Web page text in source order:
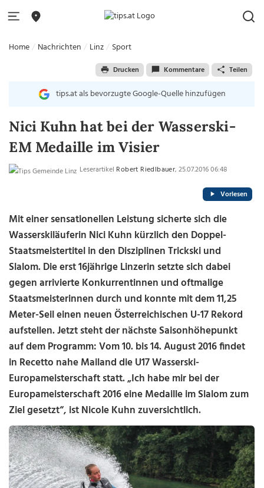
Home Nachrichten Linz Sport
Drucken Kommentare Teilen
tips.at als bevorzugte Google-Quelle hinzufügen
Nici Kuhn hat bei der Wasserski-
EM Medaille im Visier
Leserartikel Robert Riedlbauer, 25.07.2016 06:48
Vorlesen
Mit einer sensationellen Leistung sicherte sich die
Wasserskiläuferin Nici Kuhn kürzlich den Doppel-
Staatsmeistertitel in den Disziplinen Trickski und
Slalom. Die erst 16jährige Linzerin setzte sich dabei
gegen arrivierte Konkurrentinnen und oftmalige
Staatsmeisterinnen durch und konnte mit dem 11,25
Meter-Seil einen neuen Österreichischen U-17 Rekord
aufstellen. Jetzt steht der nächste Saisonhöhepunkt
auf dem Programm: Vom 10. bis 14. August 2016 findet
in Recetto nahe Mailand die U17 Wasserski-
Europameisterschaft statt. „Ich habe mir bei der
Europameisterschaft 2016 eine Medaille im Slalom zum
Ziel gesetzt“, ist Nicole Kuhn zuversichtlich.